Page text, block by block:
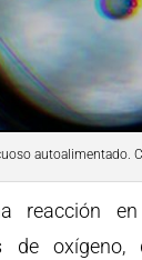
autoalimentado.
reacción
de